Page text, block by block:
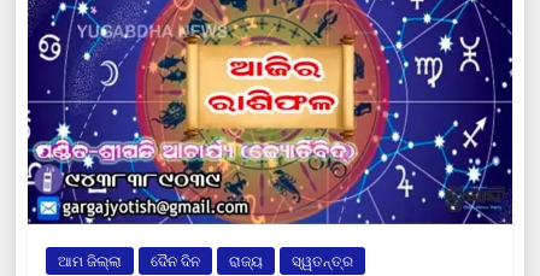
ଆମ ଜିଲ୍ଲା ଦୈନ ଦିନ ରାଜ୍ୟ ସ୍ୱତନ୍ତ୍ର